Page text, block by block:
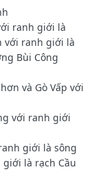
ranh giới là
với ranh giới là
Bùi Công
và Gò Vấp với
với ranh giới
giới là sông
là rạch Cầu